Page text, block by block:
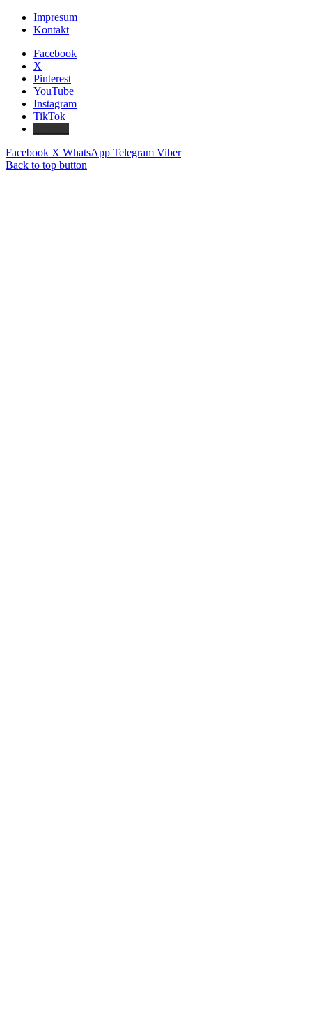
Impresum
Kontakt
Facebook
X
Pinterest
YouTube
Instagram
TikTok
Facebook X WhatsApp Telegram Viber
Back to top button